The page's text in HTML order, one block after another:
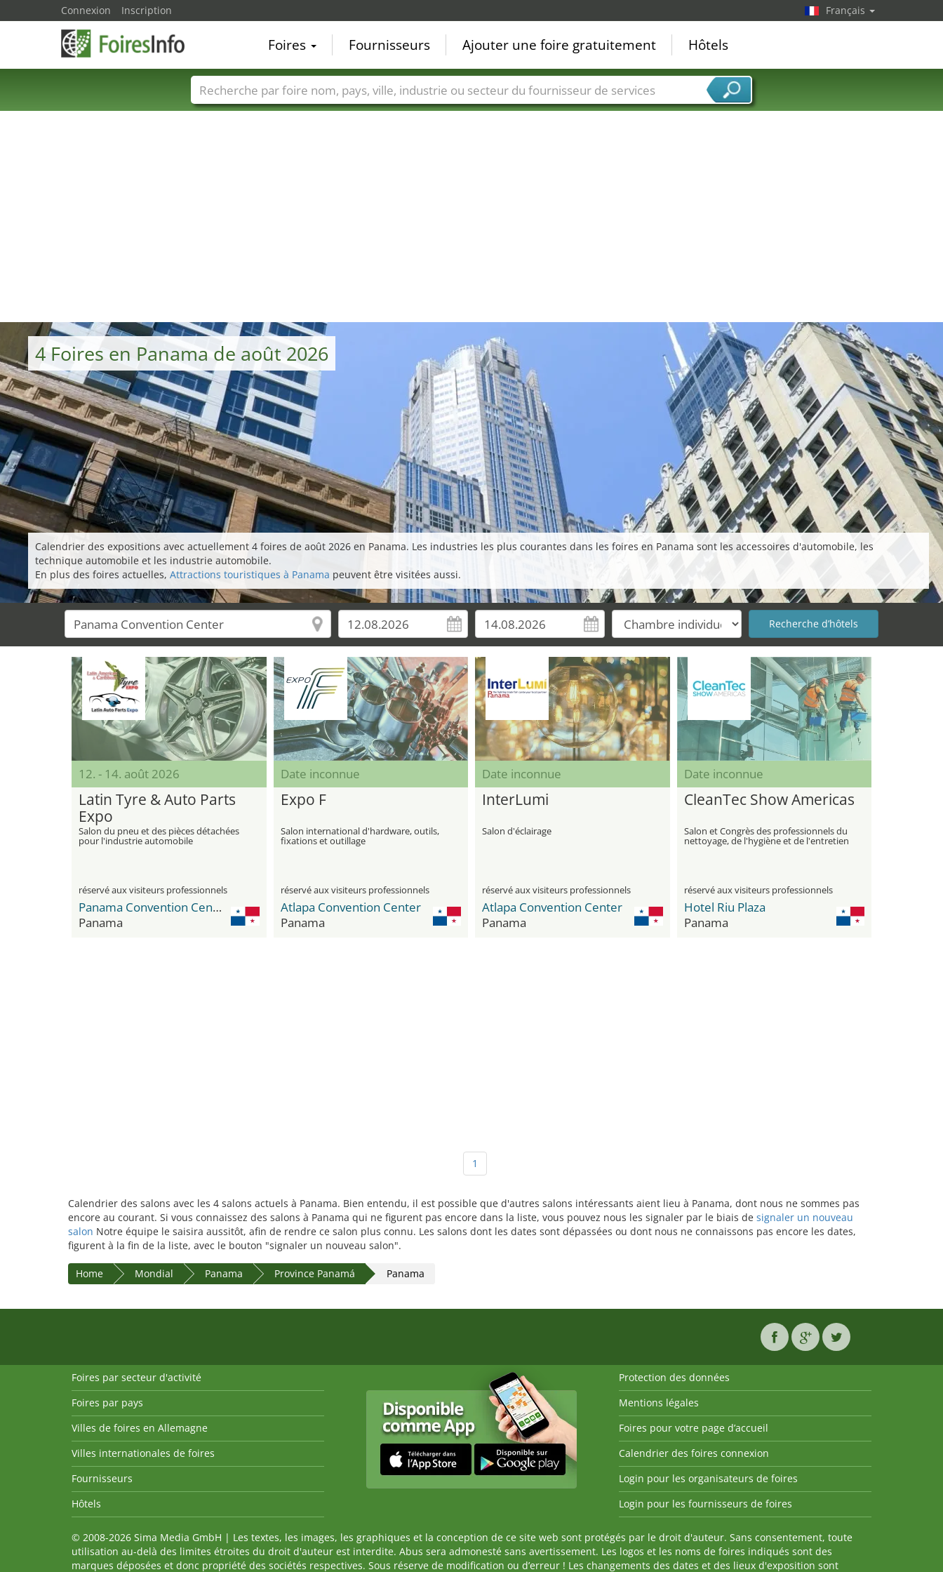
4 Foires en Panama de août 2026
Calendrier des expositions avec actuellement 4 foires de août 2026 en Panama. Les industries les plus courantes dans les foires en Panama sont les accessoires d'automobile, les
technique automobile et les industrie automobile.
En plus des foires actuelles, Attractions touristiques à Panama peuvent être visitées aussi.
12. - 14. août 2026
Latin Tyre & Auto Parts
Expo
Salon du pneu et des pièces détachées
pour l'industrie automobile
réservé aux visiteurs professionnels
Panama Convention Center
Panama
Date inconnue
Expo F
Salon international d'hardware, outils,
fixations et outillage
réservé aux visiteurs professionnels
Atlapa Convention Center
Panama
Date inconnue
InterLumi
Salon d'éclairage
réservé aux visiteurs professionnels
Atlapa Convention Center
Panama
Date inconnue
CleanTec Show Americas
Salon et Congrès des professionnels du
nettoyage, de l'hygiène et de l'entretien
des Caraïbes et d'Amérique Latine
réservé aux visiteurs professionnels
Hotel Riu Plaza
Panama
1
Calendrier des salons avec les 4 salons actuels à Panama. Bien entendu, il est possible que d'autres salons intéressants aient lieu à Panama, dont nous ne sommes pas
encore au courant. Si vous connaissez des salons à Panama qui ne figurent pas encore dans la liste, vous pouvez nous les signaler par le biais de signaler un nouveau
salon Notre équipe le saisira aussitôt, afin de rendre ce salon plus connu. Les salons dont les dates sont dépassées ou dont nous ne connaissons pas encore les dates,
figurent à la fin de la liste, avec le bouton "signaler un nouveau salon".
Home Mondial Panama Province Panamá Panama
Connexion Inscription Français
Foires Fournisseurs Ajouter une foire gratuitement Hôtels
Foire noms Pays Villes Secteurs de foire Secteurs du fournisseur de services
Foires par secteur d'activité
Foires par pays
Villes de foires en Allemagne
Villes internationales de foires
Fournisseurs
Hôtels
Protection des données
Mentions légales
Foires pour votre page d’accueil
Calendrier des foires connexion
Login pour les organisateurs de foires
Login pour les fournisseurs de foires
© 2008-2026 Sima Media GmbH | Les textes, les images, les graphiques et la conception de ce site web sont protégés par le droit d'auteur. Sans consentement, toute
utilisation au-delà des limites étroites du droit d'auteur est interdite. Abus sera admonesté sans avertissement. Les logos et les noms de foires indiqués sont des
marques déposées et donc propriété des sociétés respectives. Sous réserve de modification ou d’erreur ! Les changements des dates et des lieux d'exposition sont